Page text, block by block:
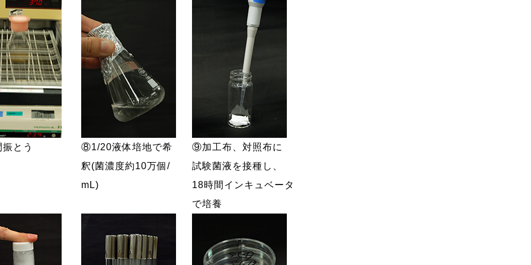
とう
⑧1/20液体培地で希
釈(菌濃度約10万個/
mL)
⑨加工布、対照布に
試験菌液を接種し、
18時間インキュベータ
で培養